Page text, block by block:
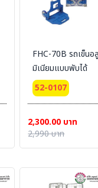
FHC-70B รถเข็นอลู
มิเนียมแบบพับได้
52-0107
2,300.00 บาท
2,990 บาท